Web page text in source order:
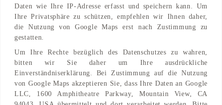
Daten wie Ihre IP-Adresse erfasst und speichern kann. Um
Ihre Privatsphäre zu schützen, empfehlen wir Ihnen daher,
die Nutzung von Google Maps erst nach Zustimmung zu
gestatten.
Um Ihre Rechte bezüglich des Datenschutzes zu wahren,
bitten wir Sie daher um Ihre ausdrückliche
Einverständniserklärung. Bei Zustimmung auf die Nutzung
von Google Maps akzeptieren Sie, dass Ihre Daten an Google
LLC, 1600 Amphitheatre Parkway, Mountain View, CA